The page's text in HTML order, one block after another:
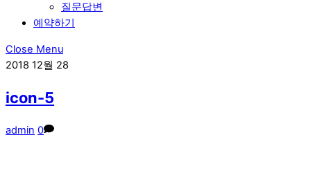
질문답변
예약하기
Close Menu
2018 12월 28
icon-5
admin 0